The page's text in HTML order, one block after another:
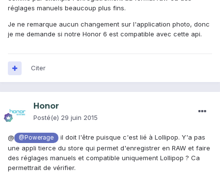
réglages manuels beaucoup plus fins.
Je ne remarque aucun changement sur l'application photo, donc
je me demande si notre Honor 6 est compatible avec cette api.
Citer
Honor
Posté(e) 29 juin 2015
@ @Powerage
il doit l'être puisque c'est lié à Lollipop. Y'a pas
une appli tierce du store qui permet d'enregistrer en RAW et faire
des réglages manuels et compatible uniquement Lollipop ? Ca
permettrait de vérifier.